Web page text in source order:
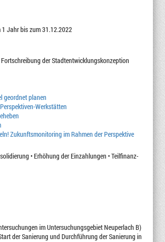
Jahr bis zum 31.12.2022
der Stadtentwicklungskonzeption
geordnet planen
Werkstätten
Zukunftsmonitoring im Rahmen der Perspektive
• Erhöhung der Einzahlungen • Teilfinanz-
im Untersuchungsgebiet Neuperlach B)
der Sanierung und Durchführung der Sanierung in